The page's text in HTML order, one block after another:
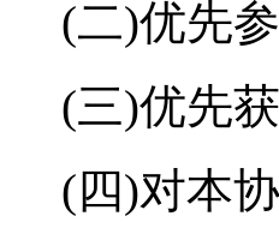
(二)优先
(三)优先
(四)对本